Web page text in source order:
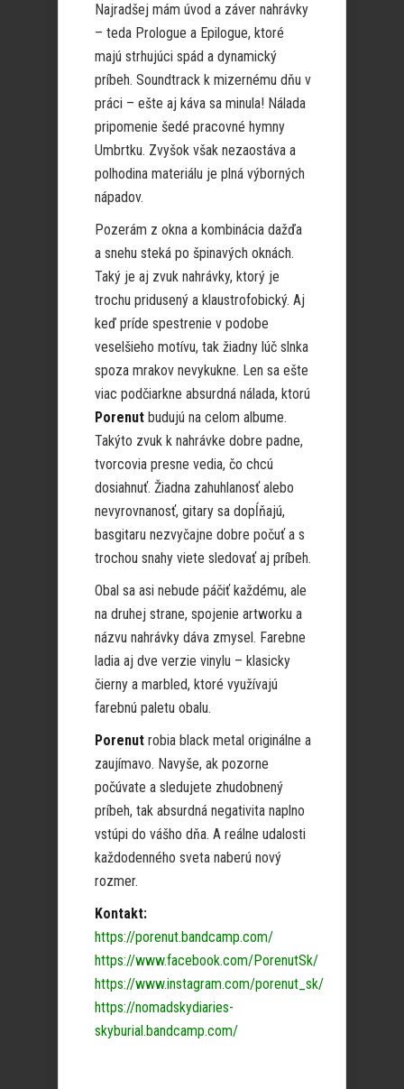
Najradšej mám úvod a záver nahrávky
– teda Prologue a Epilogue, ktoré
majú strhujúci spád a dynamický
príbeh. Soundtrack k mizernému dňu v
práci – ešte aj káva sa minula! Nálada
pripomenie šedé pracovné hymny
Umbrtku. Zvyšok však nezaostáva a
polhodina materiálu je plná výborných
nápadov.
Pozerám z okna a kombinácia dažďa
a snehu steká po špinavých oknách.
Taký je aj zvuk nahrávky, ktorý je
trochu pridusený a klaustrofobický. Aj
keď príde spestrenie v podobe
veselšieho motívu, tak žiadny lúč slnka
spoza mrakov nevykukne. Len sa ešte
viac podčiarkne absurdná nálada, ktorú
Porenut budujú na celom albume.
Takýto zvuk k nahrávke dobre padne,
tvorcovia presne vedia, čo chcú
dosiahnuť. Žiadna zahuhlanosť alebo
nevyrovnanosť, gitary sa dopĺňajú,
basgitaru nezvyčajne dobre počuť a s
trochou snahy viete sledovať aj príbeh.
Obal sa asi nebude páčiť každému, ale
na druhej strane, spojenie artworku a
názvu nahrávky dáva zmysel. Farebne
ladia aj dve verzie vinylu – klasicky
čierny a marbled, ktoré využívajú
farebnú paletu obalu.
Porenut robia black metal originálne a
zaujímavo. Navyše, ak pozorne
počúvate a sledujete zhudobnený
príbeh, tak absurdná negativita naplno
vstúpi do vášho dňa. A reálne udalosti
každodenného sveta naberú nový
rozmer.
Kontakt:
https://porenut.bandcamp.com/
https://www.facebook.com/PorenutSk/
https://www.instagram.com/porenut_sk/
https://nomadskydiaries-
skyburial.bandcamp.com/